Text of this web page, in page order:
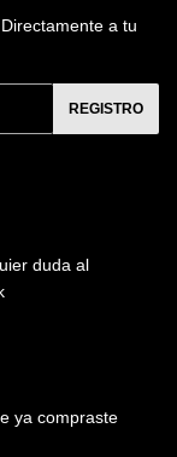
a tu
REGISTRO
duda al
ya compraste